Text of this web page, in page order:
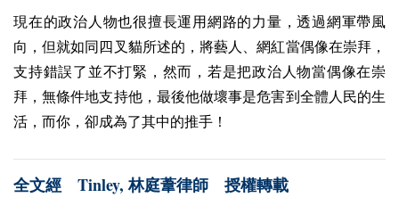
現在的政治人物也很擅長運用網路的力量，透過網軍帶風
向，但就如同四叉貓所述的，將藝人、網紅當偶像在崇拜，
支持錯誤了並不打緊，然而，若是把政治人物當偶像在崇
拜，無條件地支持他，最後他做壞事是危害到全體人民的生
活，而你，卻成為了其中的推手！
全文經 Tinley, 林庭葦律師 授權轉載